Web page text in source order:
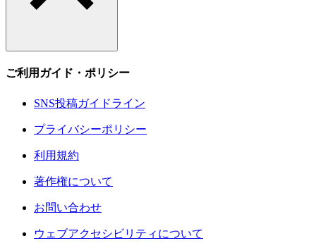
ご利用ガイド・ポリシー
SNS投稿ガイドライン
プライバシーポリシー
利用規約
著作権について
お問い合わせ
ウェブアクセシビリティについて